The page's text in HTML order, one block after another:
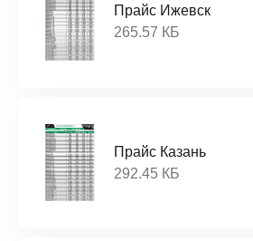
Прайс Ижевск
265.57 КБ
Прайс Казань
292.45 КБ